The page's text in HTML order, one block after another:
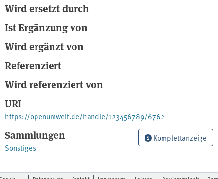
Wird ersetzt durch
Ist Ergänzung von
Wird ergänzt von
Referenziert
Wird referenziert von
URI
https://openumwelt.de/handle/123456789/6762
Sammlungen
Sonstiges
Komplettanzeige